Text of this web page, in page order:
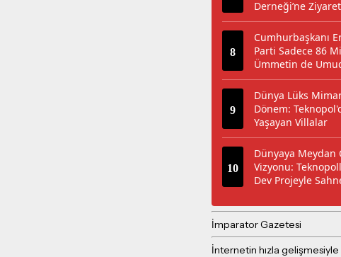
Derneği’ne Ziyaret
Cumhurbaşkanı
Parti Sadece 86
Ümmetin de
Dünya Lüks
Dönem:
Yaşayan Villalar
Dünyaya Meydan
Vizyonu:
Dev Projeyle
İmparator Gazetesi
İnternetin hızla